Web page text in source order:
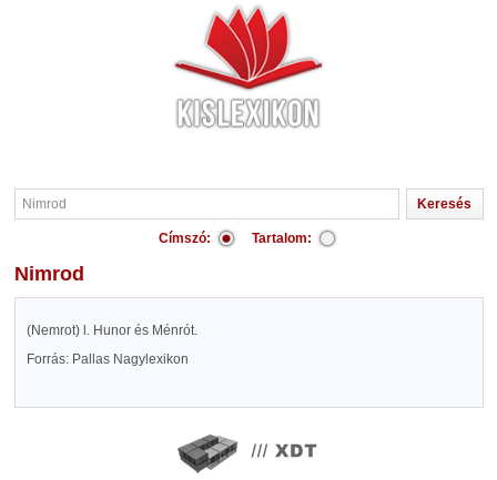
Címszó: Tartalom:
Nimrod
(Nemrot) l. Hunor és Ménrót.
Forrás: Pallas Nagylexikon